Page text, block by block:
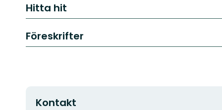
Hitta hit
Föreskrifter
Kontakt